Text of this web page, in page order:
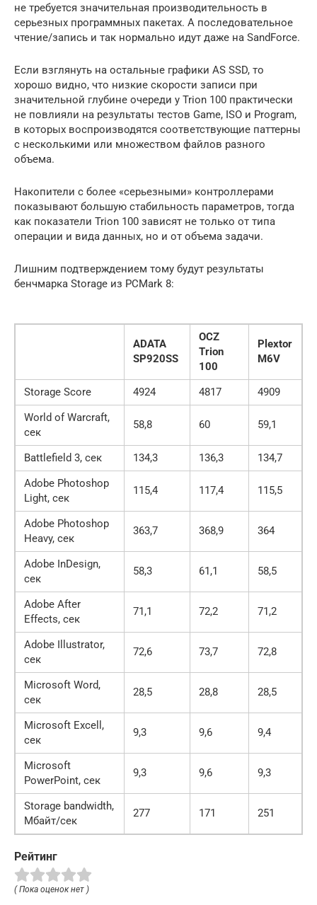
не требуется значительная производительность в
серьезных программных пакетах. А последовательное
чтение/запись и так нормально идут даже на SandForce.
Если взглянуть на остальные графики AS SSD, то
хорошо видно, что низкие скорости записи при
значительной глубине очереди у Trion 100 практически
не повлияли на результаты тестов Game, ISO и Program,
в которых воспроизводятся соответствующие паттерны
с несколькими или множеством файлов разного
объема.
Накопители с более «серьезными» контроллерами
показывают большую стабильность параметров, тогда
как показатели Trion 100 зависят не только от типа
операции и вида данных, но и от объема задачи.
Лишним подтверждением тому будут результаты
бенчмарка Storage из PCMark 8:
ADATA
SP920SS
OCZ
Trion
100
Plextor
M6V
Storage Score 4924 4817
4909
World of Warcraft,
сек
58,8 60 59,1
Battlefield 3, сек 134,3 136,3
134,7
Adobe Photoshop
Light, сек
115,4 117,4 115,5
Adobe Photoshop
Heavy, сек
363,7 368,9 364
Adobe InDesign,
сек
58,3 61,1 58,5
Adobe After
Effects, сек
71,1 72,2 71,2
Adobe Illustrator,
сек
72,6 73,7 72,8
Microsoft Word,
сек
28,5 28,8 28,5
Microsoft Excell,
сек
9,3 9,6 9,4
Microsoft
PowerPoint, сек
9,3 9,6 9,3
Storage bandwidth,
Мбайт/сек
277 171 251
Рейтинг
( Пока оценок нет )